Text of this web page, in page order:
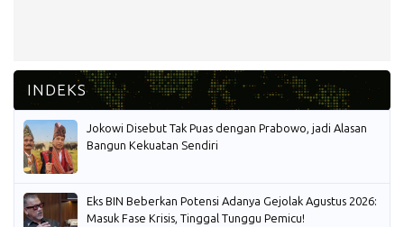
Jokowi Disebut Tak Puas dengan Prabowo, jadi Alasan
Bangun Kekuatan Sendiri
Eks BIN Beberkan Potensi Adanya Gejolak Agustus 2026:
Masuk Fase Krisis, Tinggal Tunggu Pemicu!